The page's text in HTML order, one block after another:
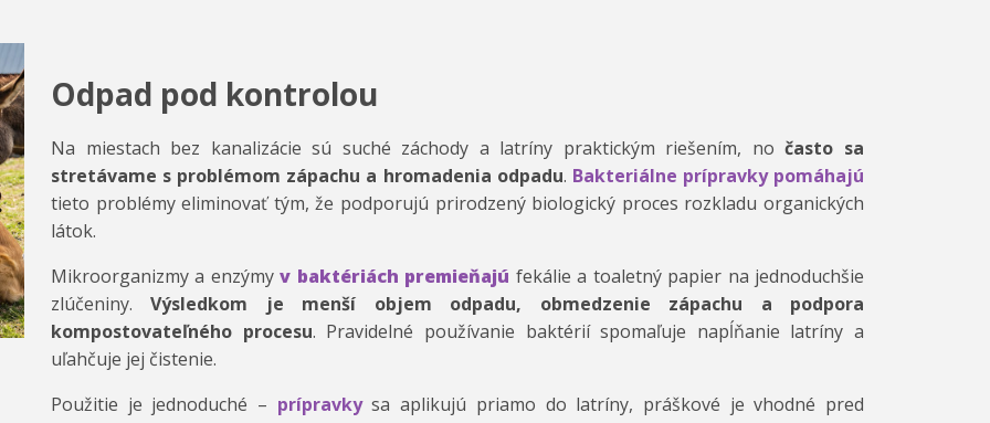
Odpad pod kontrolou
Na miestach bez kanalizácie sú suché záchody a latríny praktickým riešením, no často sa
stretávame s problémom zápachu a hromadenia odpadu. Bakteriálne prípravky pomáhajú
tieto problémy eliminovať tým, že podporujú prirodzený biologický proces rozkladu organických
látok.
Mikroorganizmy a enzýmyv baktériách premieňajú fekálie a toaletný papier na jednoduchšie
zlúčeniny.Výsledkom je menší objem odpadu, obmedzenie zápachu a podpora
kompostovateľného procesu. Pravidelné používanie baktérií spomaľuje napĺňanie latríny a
uľahčuje jej čistenie.
Použitie je jednoduché – prípravkysa aplikujú priamo do latríny, práškové je vhodné pred